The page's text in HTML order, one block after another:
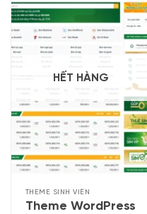
HẾT HÀNG
THEME SINH VIÊN
Theme WordPress